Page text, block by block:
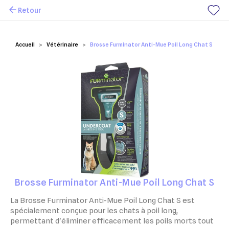
Mes favoris
Accueil Vétérinaire Brosse Furminator Anti-Mue Poil Long Chat S
Retour
Brosse Furminator Anti-Mue Poil Long Chat S
La Brosse Furminator Anti-Mue Poil Long Chat S est
spécialement conçue pour les chats à poil long,
permettant d'éliminer efficacement les poils morts tout